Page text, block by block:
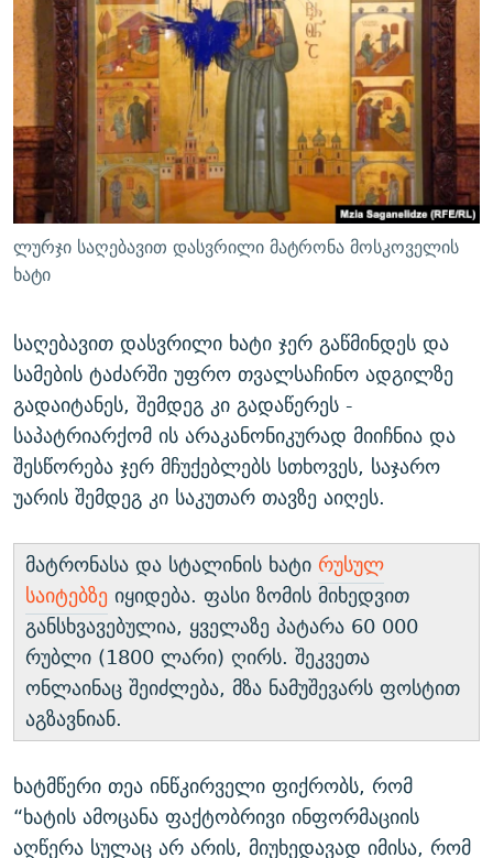
ლურჯი საღებავით დასვრილი მატრონა მოსკოველის
ხატი
საღებავით დასვრილი ხატი ჯერ გაწმინდეს და
სამების ტაძარში უფრო თვალსაჩინო ადგილზე
გადაიტანეს, შემდეგ კი გადაწერეს -
საპატრიარქომ ის არაკანონიკურად მიიჩნია და
შესწორება ჯერ მჩუქებლებს სთხოვეს, საჯარო
უარის შემდეგ კი საკუთარ თავზე აიღეს.
მატრონასა და სტალინის ხატი რუსულ
საიტებზე იყიდება. ფასი ზომის მიხედვით
განსხვავებულია, ყველაზე პატარა 60 000
რუბლი (1800 ლარი) ღირს. შეკვეთა
ონლაინაც შეიძლება, მზა ნამუშევარს ფოსტით
აგზავნიან.
ხატმწერი თეა ინწკირველი ფიქრობს, რომ
“ხატის ამოცანა ფაქტობრივი ინფორმაციის
აღწერა სულაც არ არის, მიუხედავად იმისა, რომ